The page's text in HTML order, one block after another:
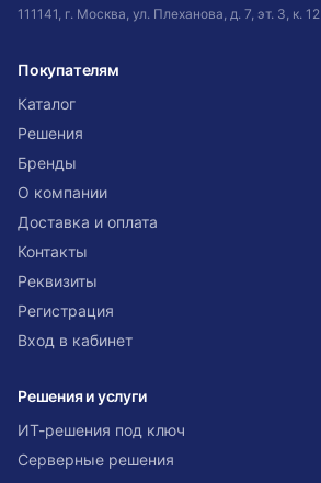
111141, г. Москва, ул. Плеханова, д. 7, эт. 3, к. 12
Покупателям
Каталог
Решения
Бренды
О компании
Доставка и оплата
Контакты
Реквизиты
Регистрация
Вход в кабинет
Решения и услуги
ИТ-решения под ключ
Серверные решения